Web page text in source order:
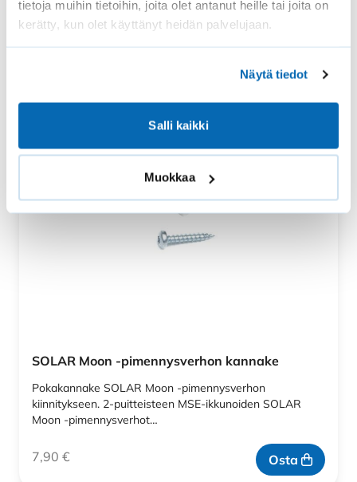
tietoja muihin tietoihin, joita olet antanut heille tai joita on
kerätty, kun olet käyttänyt heidän palvelujaan.
Näytä tiedot
Salli kaikki
Muokkaa
SOLAR Moon -pimennysverhon kannake
Pokakannake SOLAR Moon -pimennysverhon
kiinnitykseen. 2-puitteisteen MSE-ikkunoiden SOLAR
Moon -pimennysverhot…
7,90 € Osta